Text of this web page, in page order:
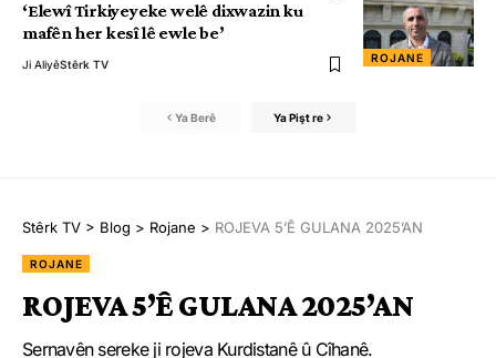
ROJANE
‘Elewî Tirkiyeyeke welê dixwazin ku
mafên her kesî lê ewle be’
Ji AliyêStêrk TV
Ya Berê Ya Pişt re
Stêrk TV > Blog > Rojane > ROJEVA 5’Ê GULANA 2025’AN
ROJANE
ROJEVA 5’Ê GULANA 2025’AN
Sernavên sereke ji rojeva Kurdistanê û Cîhanê.